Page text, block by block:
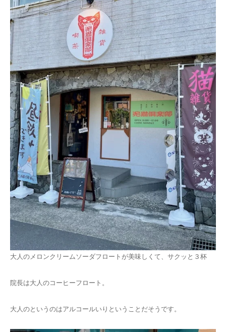
大人のメロンクリームソーダフロートが美味しくて、サクッと３杯
院長は大人のコーヒーフロート。
大人のというのはアルコールいりということだそうです。